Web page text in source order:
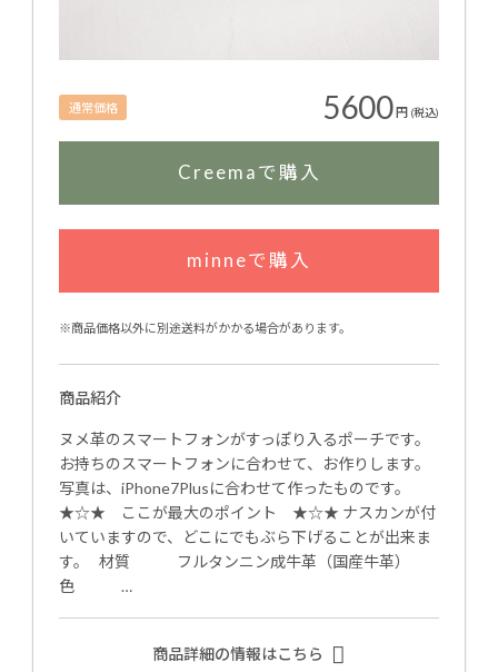
通常価格 5600 円 (税込)
Creemaで購入
minneで購入
※商品価格以外に別途送料がかかる場合があります。
商品紹介
ヌメ革のスマートフォンがすっぽり入るポーチです。
お持ちのスマートフォンに合わせて、お作りします。
写真は、iPhone7Plusに合わせて作ったものです。
★☆★ ここが最大のポイント ★☆★ ナスカンが付
いていますので、どこにでもぶら下げることが出来ま
す。 材質 フルタンニン成牛革（国産牛革）
色 …
商品詳細の情報はこちら